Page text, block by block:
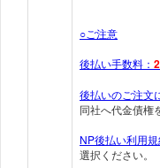
○ご注意
後払い手数料：
後払いのご注文
同社へ代金債権
NP後払い利用
選択ください。